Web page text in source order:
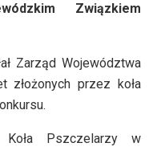
Związkiem
Zarząd Województwa
złożonych przez koła
Pszczelarzy w